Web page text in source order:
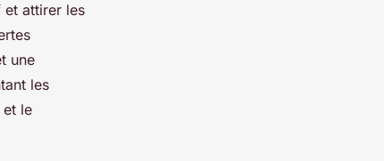
attirer les
une
les
le